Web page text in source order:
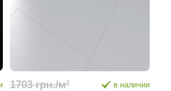
1703 грн./м²
в наличии